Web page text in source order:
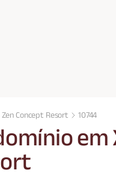
Zen Concept Resort 10744